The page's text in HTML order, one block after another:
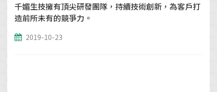
千媚生技擁有頂尖研發團隊，持續技術創新，為客戶打
造前所未有的競爭力。
2019-10-23